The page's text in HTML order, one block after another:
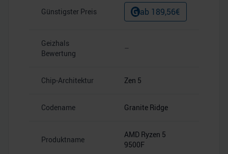
Günstigster Preis ab 189,56€
Geizhals
Bewertung
–
Chip-Architektur Zen 5
Codename Granite Ridge
Produktname
AMD Ryzen 5
9500F